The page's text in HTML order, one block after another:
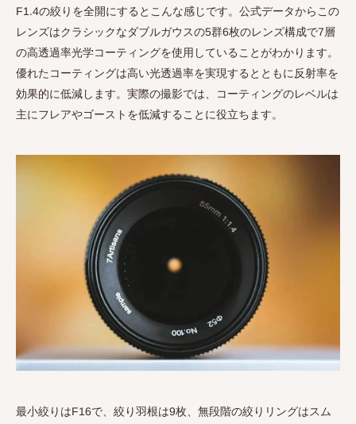
F1.4の絞りを全開にするとこんな感じです。公式データからこの
レンズはクラシックなダブルガウスの5群6枚のレンズ構成で7層
の高透過率光学コーティングを使用していることがわかります。
優れたコーティングは高い光透過率を実現するとともに反射率を
効果的に低減します。実際の撮影では、コーティングのレベルは
主にフレアやゴーストを低減することに役立ちます。
最小絞りはF16で、絞り羽根は9枚、無段階の絞りリングはスム